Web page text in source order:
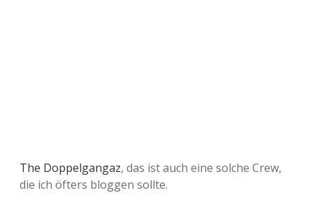
The Doppelgangaz, das ist auch eine solche Crew,
die ich öfters bloggen sollte.